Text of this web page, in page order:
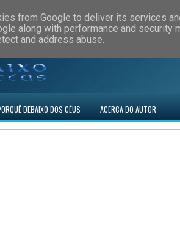
DEBAIXO DOS CÉUS ACERCA DO AUTOR
from Google to deliver its services
along with performance and
and address abuse.